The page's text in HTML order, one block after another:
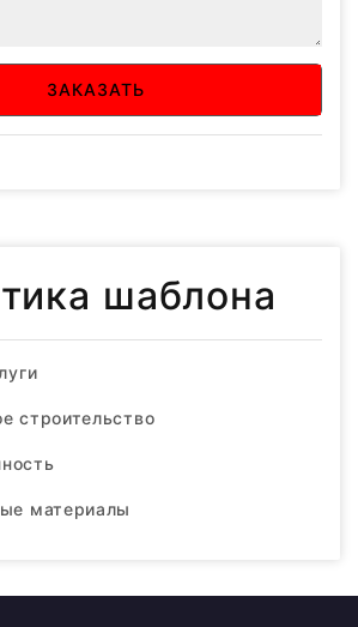
ЗАКАЗАТЬ
шаблона
строительство
материалы